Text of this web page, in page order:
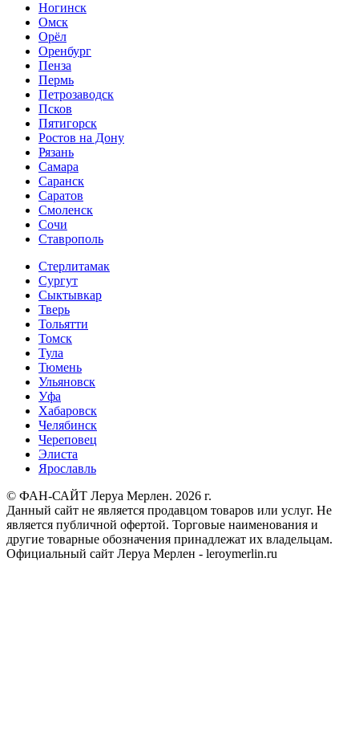
Ногинск
Омск
Орёл
Оренбург
Пенза
Пермь
Петрозаводск
Псков
Пятигорск
Ростов на Дону
Рязань
Самара
Саранск
Саратов
Смоленск
Сочи
Ставрополь
Стерлитамак
Сургут
Сыктывкар
Тверь
Тольятти
Томск
Тула
Тюмень
Ульяновск
Уфа
Хабаровск
Челябинск
Череповец
Элиста
Ярославль
© ФАН-САЙТ Леруа Мерлен. 2026 г.
Данный сайт не является продавцом товаров или услуг. Не
является публичной офертой. Торговые наименования и
другие товарные обозначения принадлежат их владельцам.
Официальный сайт Леруа Мерлен - leroymerlin.ru